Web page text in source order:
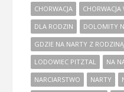
CHORWACJA
CHORWACJA
DLA RODZIN
DOLOMITY
GDZIE NA NARTY Z RODZINĄ
LODOWIEC PITZTAL
NA
NARCIARSTWO
NARTY